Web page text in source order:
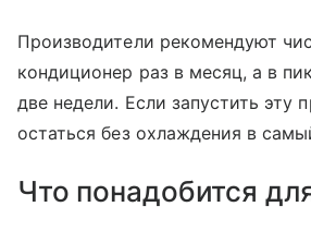
Производители рекомендуют
кондиционер раз в месяц, а в
две недели. Если запустить эту
остаться без охлаждения в
Что понадобится